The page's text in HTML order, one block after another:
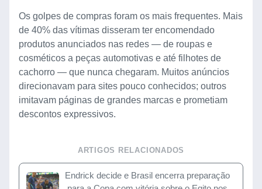
Os golpes de compras foram os mais frequentes. Mais
de 40% das vítimas disseram ter encomendado
produtos anunciados nas redes — de roupas e
cosméticos a peças automotivas e até filhotes de
cachorro — que nunca chegaram. Muitos anúncios
direcionavam para sites pouco conhecidos; outros
imitavam páginas de grandes marcas e prometiam
descontos expressivos.
ARTIGOS RELACIONADOS
Endrick decide e Brasil encerra preparação